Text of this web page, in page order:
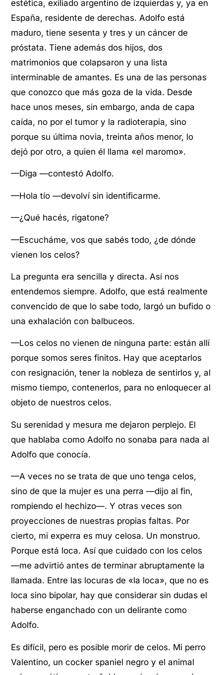
estética, exiliado argentino de izquierdas y, ya en
España, residente de derechas. Adolfo está
maduro, tiene sesenta y tres y un cáncer de
próstata. Tiene además dos hijos, dos
matrimonios que colapsaron y una lista
interminable de amantes. Es una de las personas
que conozco que más goza de la vida. Desde
hace unos meses, sin embargo, anda de capa
caída, no por el tumor y la radioterapia, sino
porque su última novia, treinta años menor, lo
dejó por otro, a quien él llama «el maromo».
—Diga —contestó Adolfo.
—Hola tío —devolví sin identificarme.
—¿Qué hacés, rigatone?
—Escucháme, vos que sabés todo, ¿de dónde
vienen los celos?
La pregunta era sencilla y directa. Así nos
entendemos siempre. Adolfo, que está realmente
convencido de que lo sabe todo, largó un bufido o
una exhalación con balbuceos.
—Los celos no vienen de ninguna parte: están allí
porque somos seres finitos. Hay que aceptarlos
con resignación, tener la nobleza de sentirlos y, al
mismo tiempo, contenerlos, para no enloquecer al
objeto de nuestros celos.
Su serenidad y mesura me dejaron perplejo. El
que hablaba como Adolfo no sonaba para nada al
Adolfo que conocía.
—A veces no se trata de que uno tenga celos,
sino de que la mujer es una perra —dijo al fin,
rompiendo el hechizo—. Y otras veces son
proyecciones de nuestras propias faltas. Por
cierto, mi experra es muy celosa. Un monstruo.
Porque está loca. Así que cuidado con los celos
—me advirtió antes de terminar abruptamente la
llamada. Entre las locuras de «la loca», que no es
loca sino bipolar, hay que considerar sin dudas el
haberse enganchado con un delirante como
Adolfo.
Es difícil, pero es posible morir de celos. Mi perro
Valentino, un cocker spaniel negro y el animal